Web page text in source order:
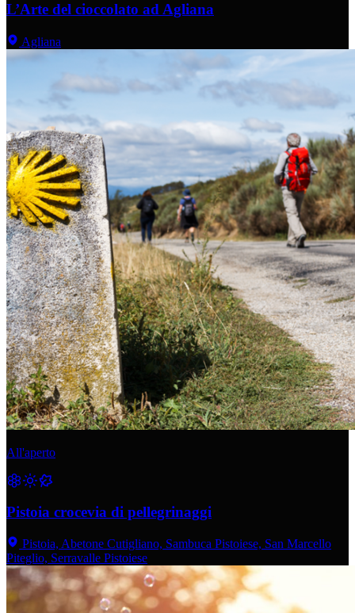
L’Arte del cioccolato ad Agliana
Agliana
All'aperto
Pistoia crocevia di pellegrinaggi
Pistoia, Abetone Cutigliano, Sambuca Pistoiese, San Marcello
Piteglio, Serravalle Pistoiese